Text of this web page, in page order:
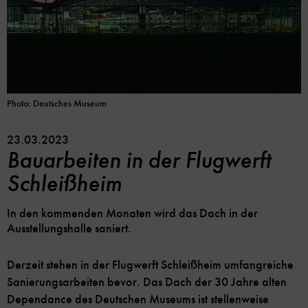
Photo: Deutsches Museum
23.03.2023
Bauarbeiten in der Flugwerft
Schleißheim
In den kommenden Monaten wird das Dach in der
Ausstellungshalle saniert.
Derzeit stehen in der Flugwerft Schleißheim umfangreiche
Sanierungsarbeiten bevor. Das Dach der 30 Jahre alten
Dependance des Deutschen Museums ist stellenweise